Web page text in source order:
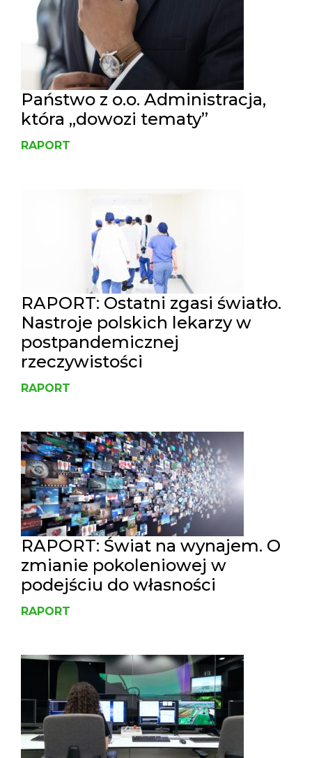
Państwo z o.o. Administracja,
która „dowozi tematy”
RAPORT
RAPORT: Ostatni zgasi światło.
Nastroje polskich lekarzy w
postpandemicznej
rzeczywistości
RAPORT
RAPORT: Świat na wynajem. O
zmianie pokoleniowej w
podejściu do własności
RAPORT